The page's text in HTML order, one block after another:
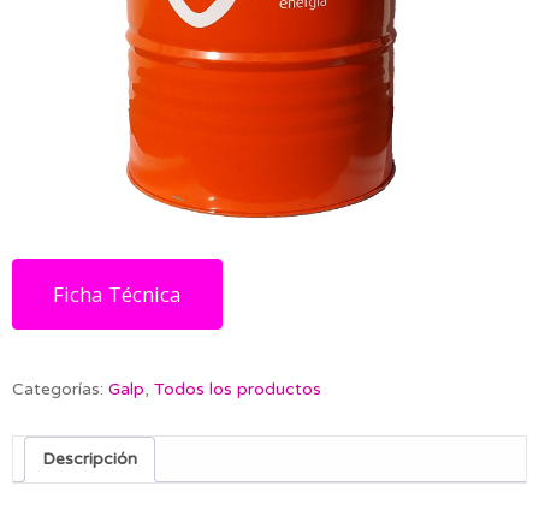
Ficha Técnica
Categorías: Galp, Todos los productos
Descripción